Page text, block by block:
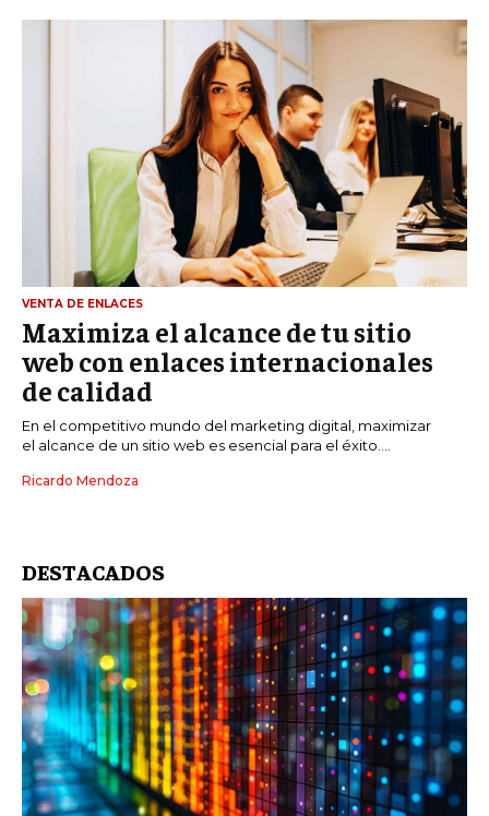
VENTA DE ENLACES
Maximiza el alcance de tu sitio
web con enlaces internacionales
de calidad
En el competitivo mundo del marketing digital, maximizar
el alcance de un sitio web es esencial para el éxito....
Ricardo Mendoza
DESTACADOS